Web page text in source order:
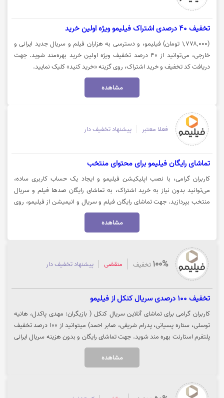
تخفیف 40 درصدی اشتراک فیلیمو ویژه اولین خرید
(۱,۷۷۸,۰۰۰ تومان) فیلیمو، و دسترسی به هزاران فیلم و سریال جدید ایرانی و
خارجی، می‌توانید از ۴۰ درصد تخفیف ویژه اولین خرید بهره‌مند شوید. جهت
دریافت کد تخفیف و خرید اشتراک، روی گزینه «خرید کنید» کلیک نمایید.
مشاهده
فعلا معتبر پیشنهاد تخفیف دار
تماشای رایگان فیلیمو برای محتوای منتخب
کاربران گرامی، با نصب اپلیکیشن فیلیمو و ایجاد یک حساب کاربری ساده،
می‌توانید بدون نیاز به خرید اشتراک، به تماشای رایگان صدها فیلم و سریال
منتخب بپردازید. جهت تماشای رایگان فیلم و سریال و انیمیشن از فیلیمو، روی
گزینه «خرید کنید» کلیک نمایید.
مشاهده
100% تخفیف منقضی پیشنهاد تخفیف دار
تخفیف 100 درصدی سریال کنکل از فیلیمو
کاربران گرامی برای تماشای آنلاین سریال کنکل ( بازیگران: مهدی پاکدل، هانیه
توسلی، ستاره پسیانی، پدرام شریفی، صابر احمد) میتوانید از 100 درصد تخفیف
پلتفرم استارنت بهره مند شوید. جهت تماشای رایگان و بدون هزینه سریال ایرانی
کنکل روی گزینه "تماشا" کلیک نمایید.
مشاهده